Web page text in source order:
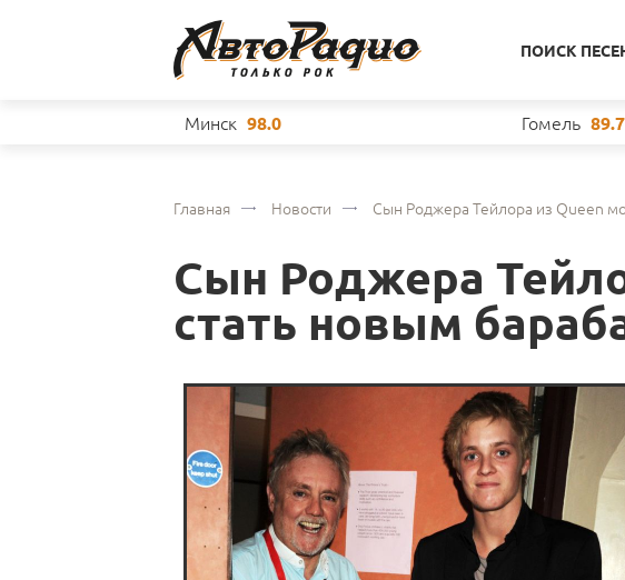
ПОИСК
Минск 98.0 Гомель 89.7
Главная Новости Сын Роджера Тейлора из Queen
Сын Роджера
стать новым